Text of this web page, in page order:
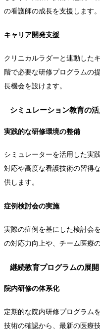
の看護師の成長を支援します。
キャリア開発支援
クリニカルラダーと連動した
階で必要な研修プログラムの
長機会を設けます。
シミュレーション教育の活
実践的な研修環境の整備
シミュレーターを活用した実
対応や高度な看護技術の習得
供します。
症例検討会の実施
実際の症例を基にした検討会
の対応力向上や、チーム医療
継続教育プログラムの展開
院内研修の体系化
定期的な院内研修プログラム
技術の確認から、最新の医療